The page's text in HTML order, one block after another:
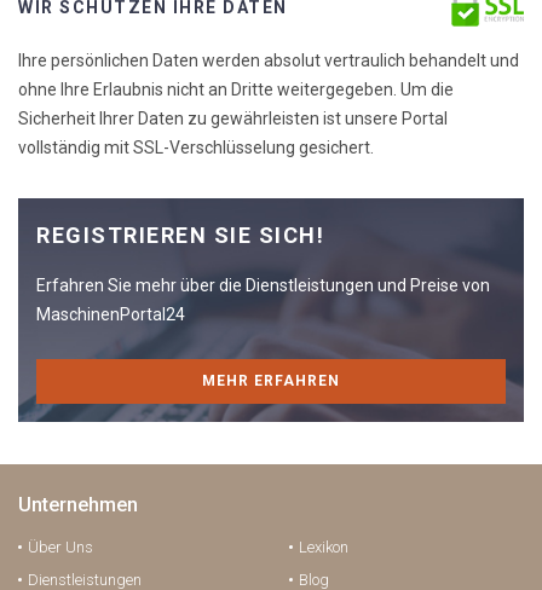
WIR SCHÜTZEN IHRE DATEN
Ihre persönlichen Daten werden absolut vertraulich behandelt und
ohne Ihre Erlaubnis nicht an Dritte weitergegeben. Um die
Sicherheit Ihrer Daten zu gewährleisten ist unsere Portal
vollständig mit SSL-Verschlüsselung gesichert.
REGISTRIEREN SIE SICH!
Erfahren Sie mehr über die Dienstleistungen und Preise von
MaschinenPortal24
MEHR ERFAHREN
Unternehmen
Über Uns
Dienstleistungen
Lexikon
Blog